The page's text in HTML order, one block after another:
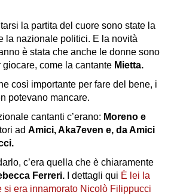
la partita del cuore sono state la
la nazionale politici. E la novità
è stata che anche le donne sono
come la cantante Mietta.
così importante per fare del bene, i
potevano mancare.
cantanti c’erano: Moreno e
ad Amici, Aka7even e, da Amici
c’era quella che è chiaramente
Ferreri. I dettagli qui È lei la
si era innamorato Nicolò Filippucci